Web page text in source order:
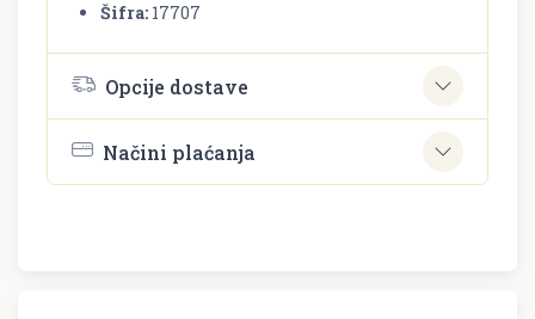
Šifra: 17707
Opcije dostave
Načini plaćanja